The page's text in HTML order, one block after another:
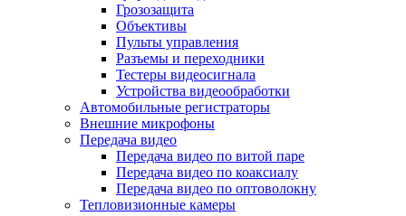
Грозозащита
Объективы
Пульты управления
Разъемы и переходники
Тестеры видеосигнала
Устройства видеообработки
Автомобильные регистраторы
Внешние микрофоны
Передача видео
Передача видео по витой паре
Передача видео по коаксиалу
Передача видео по оптоволокну
Тепловизионные камеры